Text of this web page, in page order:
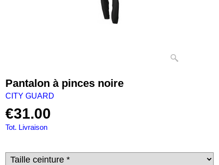
Pantalon à pinces noire
CITY GUARD
€31.00
Tot. Livraison